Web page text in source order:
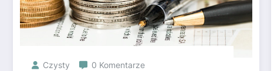
Czysty 0 Komentarze